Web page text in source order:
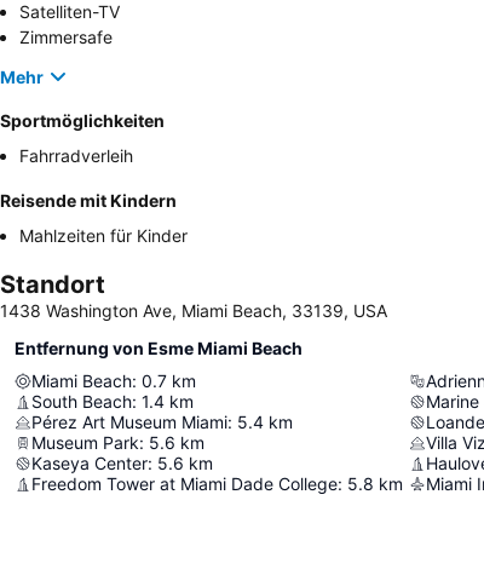
Satelliten-TV
Zimmersafe
Mehr
Sportmöglichkeiten
Fahrradverleih
Reisende mit Kindern
Mahlzeiten für Kinder
Standort
1438 Washington Ave, Miami Beach, 33139, USA
Entfernung von Esme Miami Beach
Miami Beach: 0.7 km
South Beach: 1.4 km
Pérez Art Museum Miami: 5.4 km
Museum Park: 5.6 km
Kaseya Center: 5.6 km
Freedom Tower at Miami Dade College: 5.8 km
Villa
Miami